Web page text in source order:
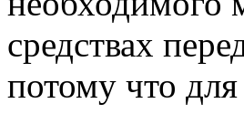
средствах
потому что